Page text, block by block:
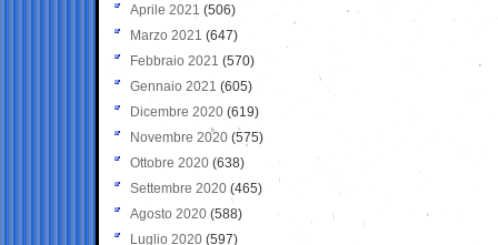
Aprile 2021 (506)
Marzo 2021 (647)
Febbraio 2021 (570)
Gennaio 2021 (605)
Dicembre 2020 (619)
Novembre 2020 (575)
Ottobre 2020 (638)
Settembre 2020(465)
Agosto 2020 (588)
Luglio 2020 (597)